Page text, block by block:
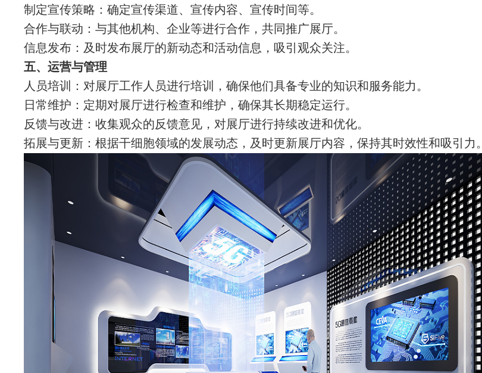
制定宣传策略：确定宣传渠道、宣传内容、宣传时间等。
合作与联动：与其他机构、企业等进行合作，共同推广展厅。
信息发布：及时发布展厅的新动态和活动信息，吸引观众关注。
五、运营与管理
人员培训：对展厅工作人员进行培训，确保他们具备专业的知识和服务能力。
日常维护：定期对展厅进行检查和维护，确保其长期稳定运行。
反馈与改进：收集观众的反馈意见，对展厅进行持续改进和优化。
拓展与更新：根据干细胞领域的发展动态，及时更新展厅内容，保持其时效性和吸引力。